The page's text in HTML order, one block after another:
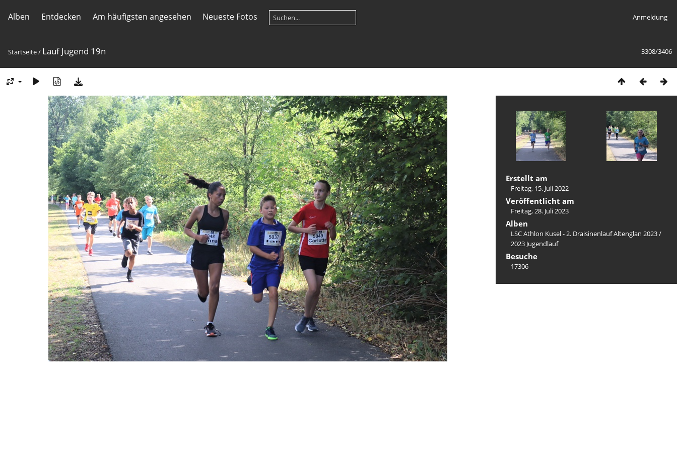
Alben Entdecken Am häufigsten angesehen Neueste Fotos Anmeldung
3308/3406
Startseite/ Lauf Jugend 19n
Erstellt am
Freitag, 15. Juli 2022
Veröffentlicht am
Freitag, 28. Juli 2023
Alben
LSC Athlon Kusel - 2. Draisinenlauf Altenglan 2023/
2023 Jugendlauf
Besuche
17306